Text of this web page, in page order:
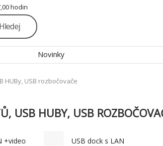
hodin
Hledej
Novinky
HUBy, USB rozbočovače
USB HUBY, USB
+video USB dock s LAN